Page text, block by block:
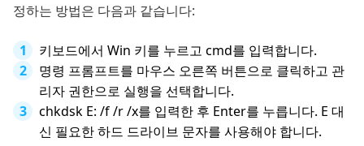
정하는 방법은 다음과 같습니다:
키보드에서 Win 키를 누르고 cmd를 입력합니다.
명령 프롬프트를 마우스 오른쪽 버튼으로 클릭하고 관
리자 권한으로 실행을 선택합니다.
chkdsk E: /f /r /x를 입력한 후 Enter를 누릅니다. E 대
신 필요한 하드 드라이브 문자를 사용해야 합니다.